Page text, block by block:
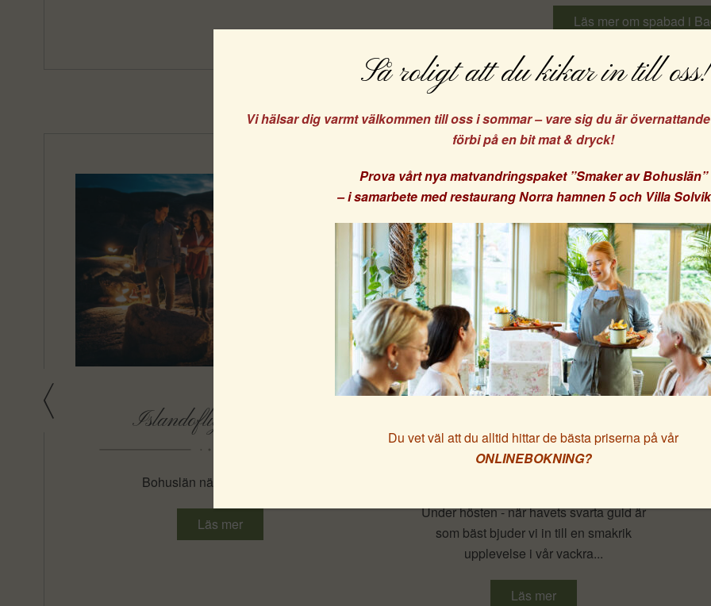
Läs mer om spabad i
Våra paket
Islandoflight 4-13/9
Bohuslän när mörkret får liv!
Läs mer
Hummersupé paket
Under hösten - när havets svarta guld är
som bäst bjuder vi in till en smakrik
upplevelse i vår vackra...
Läs mer
Så roligt att du kikar in till oss!
Vi hälsar dig varmt välkommen till oss i sommar – vare sig du är
förbi på en bit mat & dryck!
Prova vårt nya matvandringspaket ”Smaker av Bohuslän”
– i samarbete medrestaurang Norra hamnen 5och Villa
Du vet väl att du alltid hittar de bästa priserna på vår
ONLINEBOKNING?
Dina kakor, ditt val!
Vi använder kakor för att ge dig en bättre upplevelse på vår
Genom att acceptera bekräftar du att du samtycker till vår
kakor.
Godkänn Inställningar